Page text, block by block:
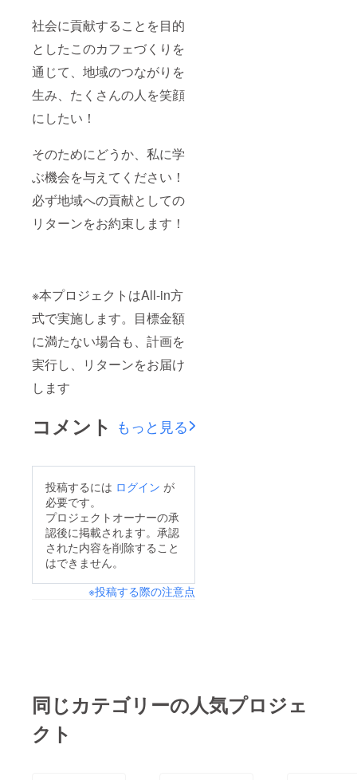
社会に貢献することを目的
としたこのカフェづくりを
通じて、地域のつながりを
生み、たくさんの人を笑顔
にしたい！
そのためにどうか、私に学
ぶ機会を与えてください！
必ず地域への貢献としての
リターンをお約束します！
※本プロジェクトはAll-in方
式で実施します。目標金額
に満たない場合も、計画を
実行し、リターンをお届け
します
コメント もっと見る
投稿するには ログイン が
必要です。
プロジェクトオーナーの承
認後に掲載されます。承認
された内容を削除すること
はできません。
※投稿する際の注意点
同じカテゴリーの人気プロジェ
クト